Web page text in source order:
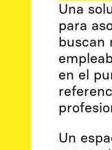
Una
para
buscan
en el
Un